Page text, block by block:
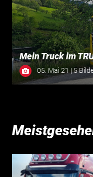
Mein Truck im
05. Mai 21 | 5